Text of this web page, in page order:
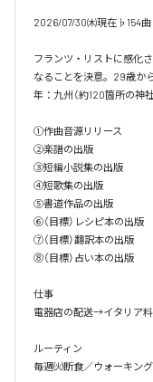
2026/07/30㈭現在♭154
フランツ・リストに感化
なることを決意。29歳か
年：九州（約120箇所の神
①作曲音源リリース
②楽譜の出版
③短編小説集の出版
④短歌集の出版
⑤書道作品の出版
⑥（目標）レシピ本の出版
⑦（目標）翻訳本の出版
⑧（目標）占い本の出版
仕事
電器店の配送→イタリア
ルーティン
毎週㈫断食／ウォーキン